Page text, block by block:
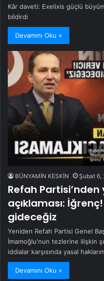
Kâr daveti: Exelixis güçlü
bildirdi
Devamını Oku »
BÜNYAMİN KESKİN Şubat 6,
Refah Partisi’nden
açıklaması:
gideceğiz
Yeniden Refah Partisi Genel
İmamoğlu'nun tezlerine ilişkin
iddialar karşısında yasal
Devamını Oku »